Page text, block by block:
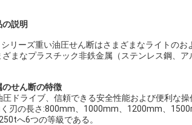
の説明
リーズ重い油圧せん断はさまざまなライトの
ざまなプラスチック非鉄金属（ステンレス鋼、
のせん断の特徴
圧ドライブ、信頼できる安全性能および便利な操
刃の長さ:800mm、1000mm、1200mm、
へ6つの等級である。